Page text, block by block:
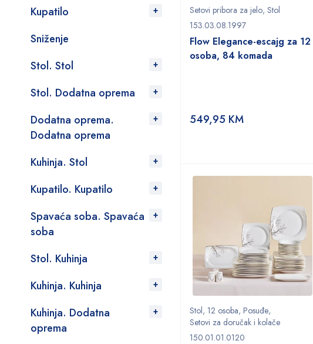
Kupatilo
Sniženje
Stol. Stol
Stol. Dodatna oprema
Dodatna oprema.
Dodatna oprema
Kuhinja. Stol
Kupatilo. Kupatilo
Spavaća soba. Spavaća
soba
Stol. Kuhinja
Kuhinja. Kuhinja
Kuhinja. Dodatna
oprema
Setovi pribora za jelo, Stol
153.03.08.1997
Flow Elegance-escajg za 12
osoba, 84 komada
549,95 KM
Stol, 12 osoba, Posuđe,
Setovi za doručak i kolače
150.01.01.0120